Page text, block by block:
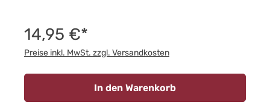
14,95 €*
Preise inkl. MwSt. zzgl. Versandkosten
In den Warenkorb